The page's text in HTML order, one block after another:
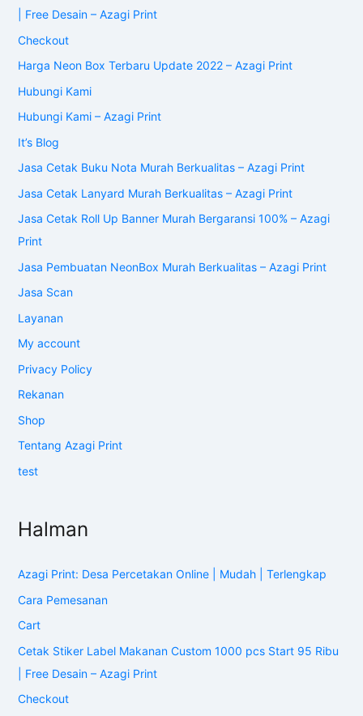
| Free Desain – Azagi Print
Checkout
Harga Neon Box Terbaru Update 2022 – Azagi Print
Hubungi Kami
Hubungi Kami – Azagi Print
It’s Blog
Jasa Cetak Buku Nota Murah Berkualitas – Azagi Print
Jasa Cetak Lanyard Murah Berkualitas – Azagi Print
Jasa Cetak Roll Up Banner Murah Bergaransi 100% – Azagi
Print
Jasa Pembuatan NeonBox Murah Berkualitas – Azagi Print
Jasa Scan
Layanan
My account
Privacy Policy
Rekanan
Shop
Tentang Azagi Print
test
Halman
Azagi Print: Desa Percetakan Online | Mudah | Terlengkap
Cara Pemesanan
Cart
Cetak Stiker Label Makanan Custom 1000 pcs Start 95 Ribu
| Free Desain – Azagi Print
Checkout